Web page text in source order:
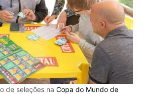
de seleções na Copa do Mundo de